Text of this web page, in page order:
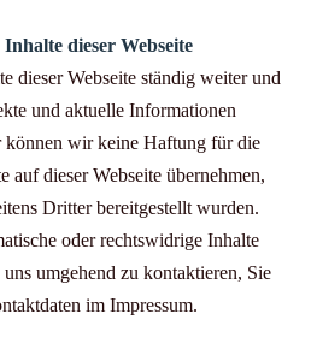
dieser Webseite
dieser Webseite ständig weiter und
und aktuelle Informationen
können wir keine Haftung für die
auf dieser Webseite übernehmen,
Dritter bereitgestellt wurden.
oder rechtswidrige Inhalte
umgehend zu kontaktieren, Sie
im Impressum.